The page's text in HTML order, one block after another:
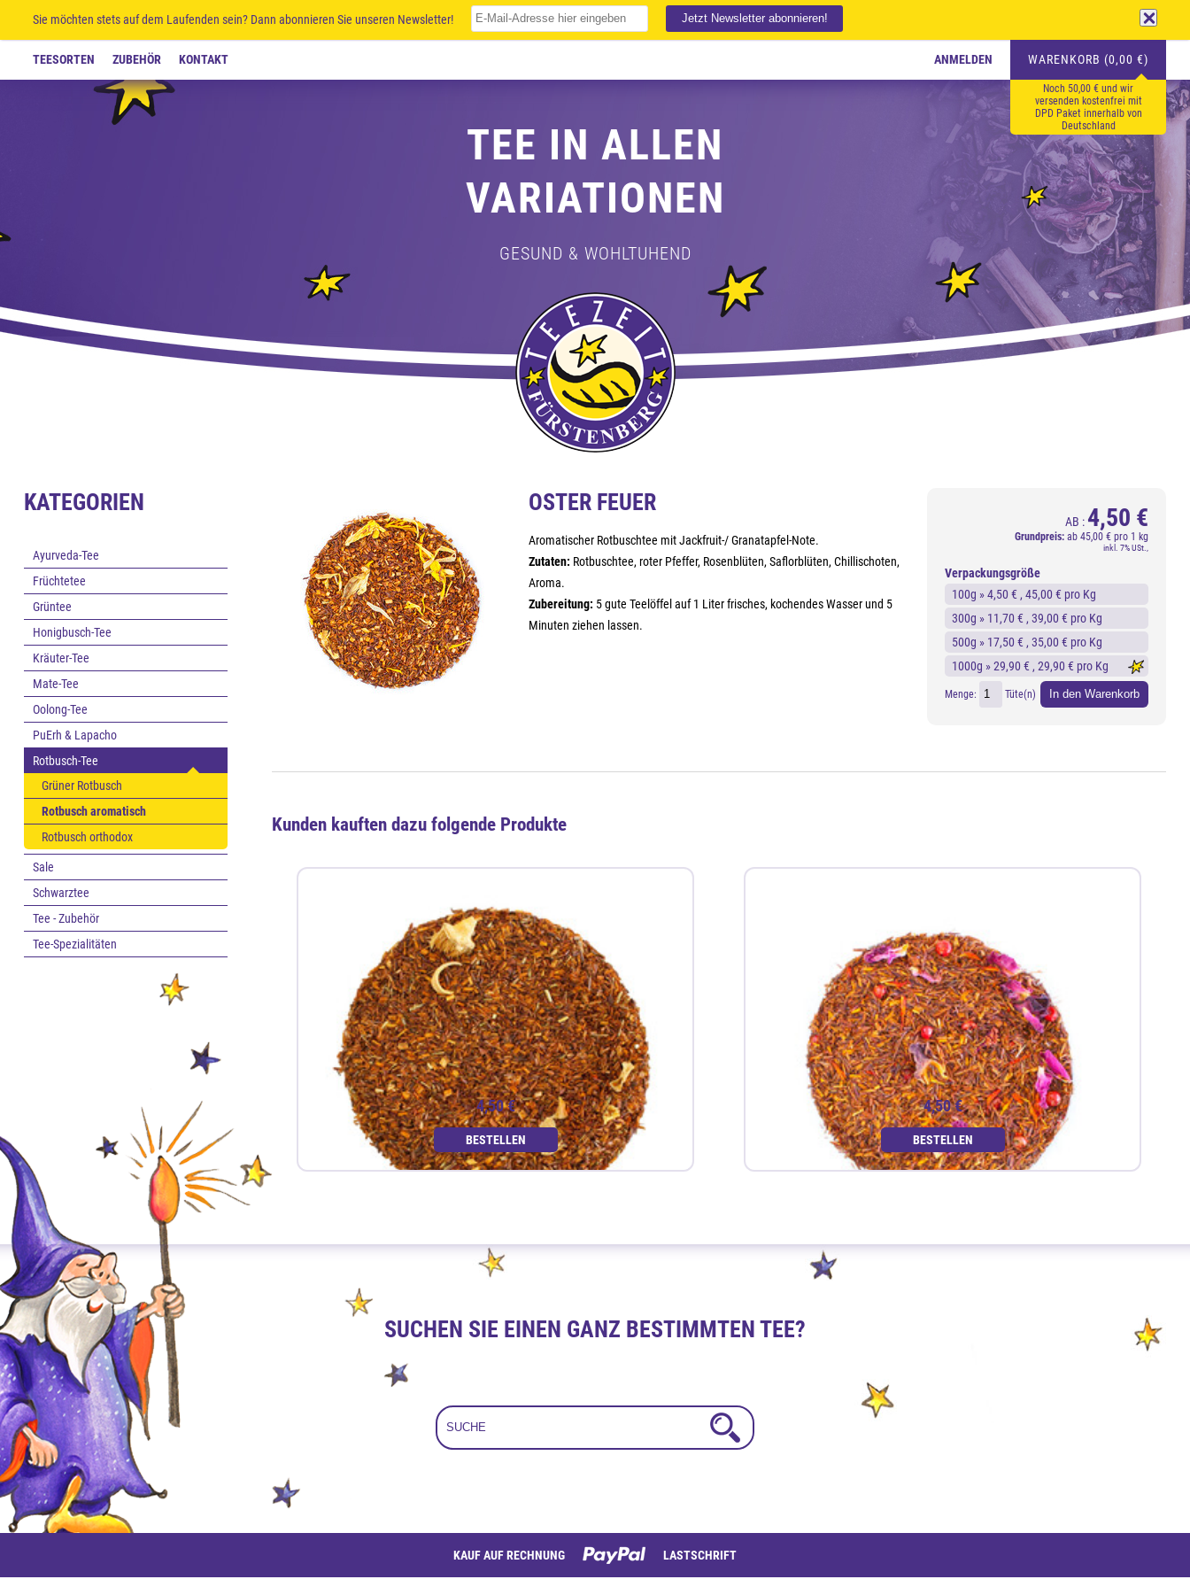
Sie möchten stets auf dem Laufenden sein? Dann abonnieren Sie unseren Newsletter!
TEESORTEN ZUBEHÖR KONTAKT ANMELDEN WARENKORB (0,00 €)
Noch 50,00 € und wir
versenden kostenfrei mit
DPD Paket innerhalb von
Deutschland
TEE IN ALLEN
VARIATIONEN
GESUND & WOHLTUHEND
KATEGORIEN
Ayurveda-Tee
Früchtetee
Grüntee
Honigbusch-Tee
Kräuter-Tee
Mate-Tee
Oolong-Tee
PuErh & Lapacho
Rotbusch-Tee
Grüner Rotbusch
Rotbusch aromatisch
Rotbusch orthodox
Sale
Schwarztee
Tee - Zubehör
Tee-Spezialitäten
OSTER FEUER
Aromatischer Rotbuschtee mit Jackfruit-/ Granatapfel-Note.
Zutaten: Rotbuschtee, roter Pfeffer, Rosenblüten, Saflorblüten, Chillischoten,
Aroma.
Zubereitung: 5 gute Teelöffel auf 1 Liter frisches, kochendes Wasser und 5
Minuten ziehen lassen.
AB : 4,50 €
Grundpreis: ab 45,00 € pro 1 kg
inkl. 7% USt.,
Verpackungsgröße
100g »4,50 € , 45,00 € pro Kg
300g » 11,70 € , 39,00 € pro Kg
500g » 17,50 € , 35,00 € pro Kg
1000g »29,90 € , 29,90 € pro Kg
Menge: Tüte(n) In den Warenkorb
Kunden kauften dazu folgende Produkte
Kaktus Feige 100g
4,50 €
BESTELLEN
4,50 €
BESTELLEN
SUCHEN SIE EINEN GANZ BESTIMMTEN TEE?
KAUF AUF RECHNUNG
LASTSCHRIFT